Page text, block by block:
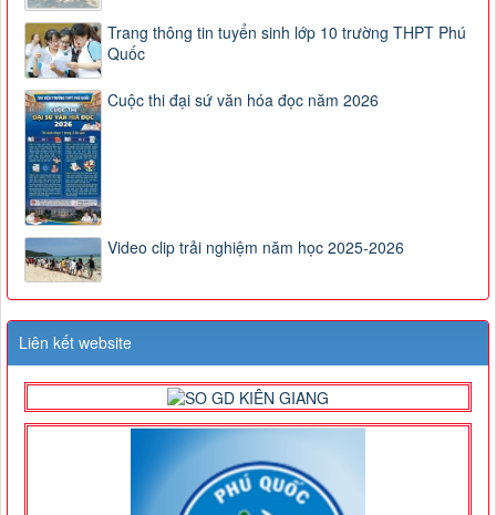
Trang thông tin tuyển sinh lớp 10 trường THPT Phú
Quốc
Cuộc thi đại sứ văn hóa đọc năm 2026
Video clip trải nghiệm năm học 2025-2026
Liên kết website